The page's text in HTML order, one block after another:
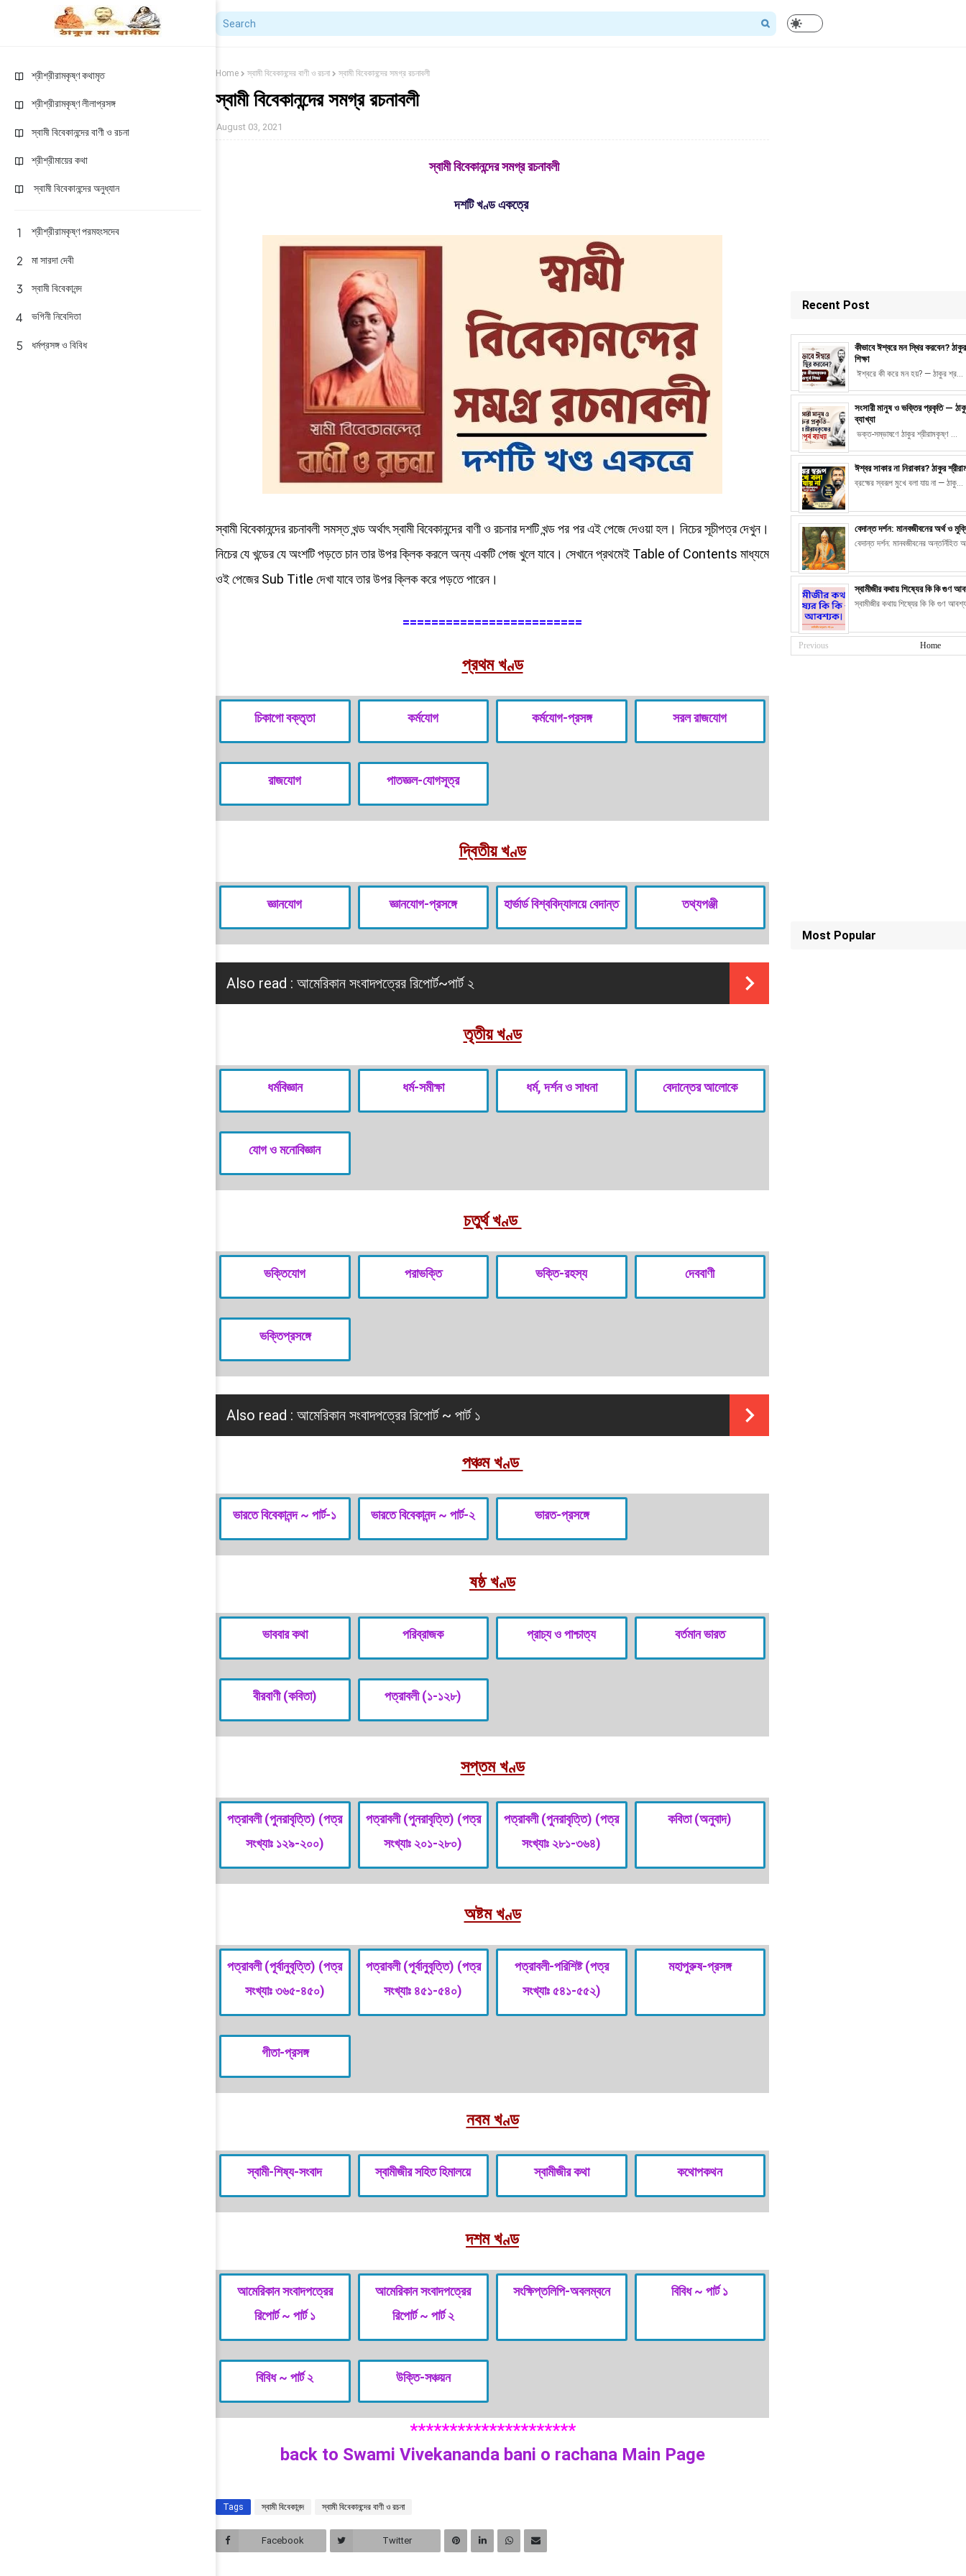
শ্রীশ্রীরামকৃষ্ণ কথামৃত
শ্রীশ্রীরামকৃষ্ণ লীলাপ্রসঙ্গ
স্বামী বিবেকানন্দের বাণী ও রচনা
শ্রীশ্রীমায়ের কথা
স্বামী বিবেকানন্দের অনুধ্যান
শ্রীশ্রীরামকৃষ্ণ পরমহংসদেব
মা সারদা দেবী
স্বামী বিবেকানন্দ
ভগিনী নিবেদিতা
ধর্মপ্রসঙ্গ ও বিবিধ
Home স্বামী বিবেকানন্দের বাণী ও রচনা স্বামী বিবেকানন্দের সমগ্র রচনাবলী
স্বামী বিবেকানন্দের সমগ্র রচনাবলী
August 03, 2021
স্বামী বিবেকানন্দের সমগ্র রচনাবলী
দশটি খণ্ড একত্রে
স্বামী বিবেকানন্দের রচনাবলী সমস্ত খন্ড অর্থাৎ স্বামী বিবেকানন্দের বাণী ও রচনার দশটি খন্ড পর পর এই পেজে দেওয়া হল। নিচের সূচীপত্র দেখুন।
নিচের যে খন্ডের যে অংশটি পড়তে চান তার উপর ক্লিক করলে অন্য একটি পেজ খুলে যাবে। সেখানে প্রথমেই Table of Contents মাধ্যমে
ওই পেজের Sub Title দেখা যাবে তার উপর ক্লিক করে পড়তে পারেন।
=========================
প্রথম খণ্ড
চিকাগো বক্তৃতা কর্মযোগ কর্মযোগ-প্রসঙ্গ সরল রাজযোগ
রাজযোগ পাতজ্ঞল-যোগসূত্র
দ্বিতীয় খণ্ড
জ্ঞানযোগ জ্ঞানযোগ-প্রসঙ্গে হার্ভার্ড বিশ্ববিদ্যালয়ে বেদান্ত তথ্যপঞ্জী
Also read : আমেরিকান সংবাদপত্রের রিপোর্ট~পার্ট ২
তৃতীয় খণ্ড
ধর্মবিজ্ঞান ধর্ম-সমীক্ষা ধর্ম, দর্শন ও সাধনা বেদান্তের আলোকে
যোগ ও মনোবিজ্ঞান
চতুর্থ খণ্ড
ভক্তিযোগ পরাভক্তি ভক্তি-রহস্য দেববাণী
ভক্তিপ্রসঙ্গে
Also read : আমেরিকান সংবাদপত্রের রিপোর্ট ~ পার্ট ১
পঞ্চম খণ্ড
ভারতে বিবেকানন্দ ~ পার্ট-১ ভারতে বিবেকানন্দ ~ পার্ট-২ ভারত-প্রসঙ্গে
ষষ্ঠ খণ্ড
ভাববার কথা পরিব্রাজক প্রাচ্য ও পাশ্চাত্য বর্তমান ভারত
বীরবাণী (কবিতা) পত্রাবলী (১-১২৮)
সপ্তম খণ্ড
পত্রাবলী (পুনরাবৃত্তি) (পত্র
সংখ্যাঃ ১২৯-২০০)
পত্রাবলী (পুনরাবৃত্তি) (পত্র
সংখ্যাঃ ২০১-২৮০)
পত্রাবলী (পুনরাবৃত্তি) (পত্র
সংখ্যাঃ ২৮১-৩৬৪)
কবিতা (অনুবাদ)
অষ্টম খণ্ড
পত্রাবলী (পূর্বানুবৃত্তি) (পত্র
সংখ্যাঃ ৩৬৫-৪৫০)
পত্রাবলী (পূর্বানুবৃত্তি) (পত্র
সংখ্যাঃ ৪৫১-৫৪০)
পত্রাবলী-পরিশিষ্ট (পত্র
সংখ্যাঃ ৫৪১-৫৫২)
মহাপুরুষ-প্রসঙ্গ
গীতা-প্রসঙ্গ
নবম খণ্ড
স্বামী-শিষ্য-সংবাদ স্বামীজীর সহিত হিমালয়ে স্বামীজীর কথা কথোপকথন
দশম খণ্ড
আমেরিকান সংবাদপত্রের
রিপোর্ট ~ পার্ট ১
আমেরিকান সংবাদপত্রের
রিপোর্ট ~ পার্ট ২
সংক্ষিপ্তলিপি-অবলম্বনে বিবিধ ~ পার্ট ১
বিবিধ ~ পার্ট ২ উক্তি-সঞ্চয়ন
*********************
back to Swami Vivekananda bani o rachana Main Page
Tags স্বামী বিবেকানন্দ স্বামী বিবেকানন্দের বাণী ও রচনা
Facebook Twitter
Recent Post
কীভাবে ঈশ্বরে মন স্থির করবেন?
শিক্ষা
ঈশ্বরে কী করে মন হয়? — ঠাকুর শ্র...
সংসারী মানুষ ও ভক্তির প্রকৃতি —
ব্যাখ্যা
ভক্ত-সম্ভাষণে ঠাকুর শ্রীরামকৃষ্ণ ...
ঈশ্বর সাকার না নিরাকার? ঠাকুর
ব্রহ্মের স্বরূপ মুখে বলা যায় না — ঠাকু...
বেদান্ত দর্শন: মানবজীবনের অর্থ ও
বেদান্ত দর্শন: মানবজীবনের অন্তর্নিহিত
স্বামীজীর কথায় শিষ্যের কি কি গুণ
স্বামীজীর কথায় শিষ্যের কি কি গুণ
Previous Home
Most Popular